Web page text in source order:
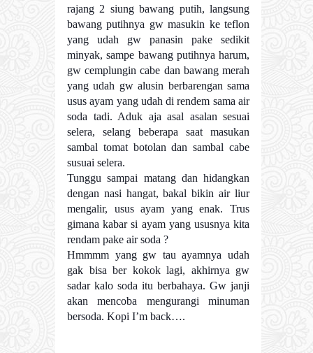
rajang 2 siung bawang putih, langsung
bawang putihnya gw masukin ke teflon
yang udah gw panasin pake sedikit
minyak, sampe bawang putihnya harum,
gw cemplungin cabe dan bawang merah
yang udah gw alusin berbarengan sama
usus ayam yang udah di rendem sama air
soda tadi. Aduk aja asal asalan sesuai
selera, selang beberapa saat masukan
sambal tomat botolan dan sambal cabe
susuai selera.
Tunggu sampai matang dan hidangkan
dengan nasi hangat, bakal bikin air liur
mengalir, usus ayam yang enak. Trus
gimana kabar si ayam yang ususnya kita
rendam pake air soda ?
Hmmmm yang gw tau ayamnya udah
gak bisa ber kokok lagi, akhirnya gw
sadar kalo soda itu berbahaya. Gw janji
akan mencoba mengurangi minuman
bersoda. Kopi I’m back….